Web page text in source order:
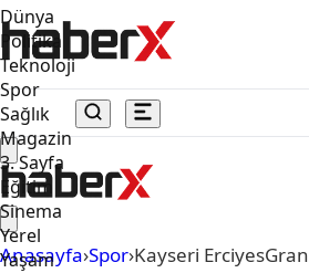
Dünya
Politika
Teknoloji
Spor
Sağlık
Magazin
3. Sayfa
Eğitim
Sinema
Yerel
Yaşam
Anasayfa›Spor›Kayseri